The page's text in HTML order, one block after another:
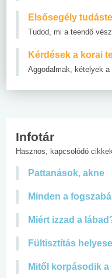
Elsősegély
Tudod, mi a teendő
Kérdések a korai
Aggodalmak, kételyek a
Infotár
Hasznos, kapcsolódó
Pattanások, akne
Minden a
Miért izzad a
Fültisztítás
Mitől korpásodik a